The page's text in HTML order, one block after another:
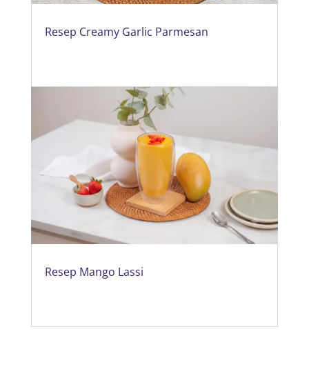
Resep Creamy Garlic Parmesan
Resep Mango Lassi